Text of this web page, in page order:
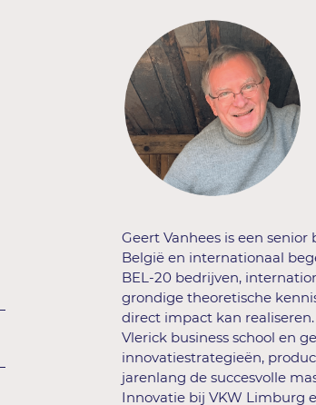
Geert Vanhees is een
België en internationaal
BEL-20 bedrijven,
grondige theoretische
direct impact kan
Vlerick business school en
innovatiestrategieën,
jarenlang de succesvolle
Innovatie bij VKW Limburg